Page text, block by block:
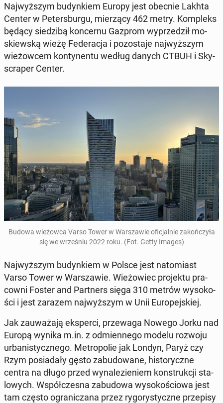
Naj­wyż­szym bu­dyn­kiem Europy jest obecnie Lakhta
Center w Pe­ters­bur­gu, mie­rzą­cy 462 metry. Kom­pleks
będący sie­dzi­bą kon­cer­nu Gazprom wy­prze­dził mo­
skiew­ską wieżę Fe­de­ra­cja i po­zo­sta­je naj­wyż­szym
wie­żow­cem kon­ty­nen­tu według danych CTBUH i Sky­
scra­per Center.
Budowa wie­żow­ca Varso Tower w War­sza­wie ofi­cjal­nie za­koń­czy­ła
się we wrze­śniu 2022 roku. (Fot. Getty Images)
Naj­wyż­szym bu­dyn­kiem w Polsce jest na­to­miast
Varso Tower w War­sza­wie. Wie­żo­wiec pro­jek­tu pra­
cow­ni Foster and Part­ners sięga 310 metrów wy­so­ko­
ści i jest zarazem naj­wyż­szym w Unii Eu­ro­pej­skiej.
Jak za­uwa­ża­ją eks­per­ci, prze­wa­ga Nowego Jorku nad
Europą wynika m.in. z od­mien­ne­go modelu rozwoju
urba­ni­stycz­ne­go. Me­tro­po­lie jak Londyn, Paryż czy
Rzym po­sia­da­ły gęsto za­bu­do­wa­ne, hi­sto­rycz­ne
centra na długo przed wy­na­le­zie­niem kon­struk­cji sta­
lo­wych. Współ­cze­sna za­bu­do­wa wy­so­ko­ścio­wa jest
tam często ogra­ni­cza­na przez ry­go­ry­stycz­ne prze­pi­sy